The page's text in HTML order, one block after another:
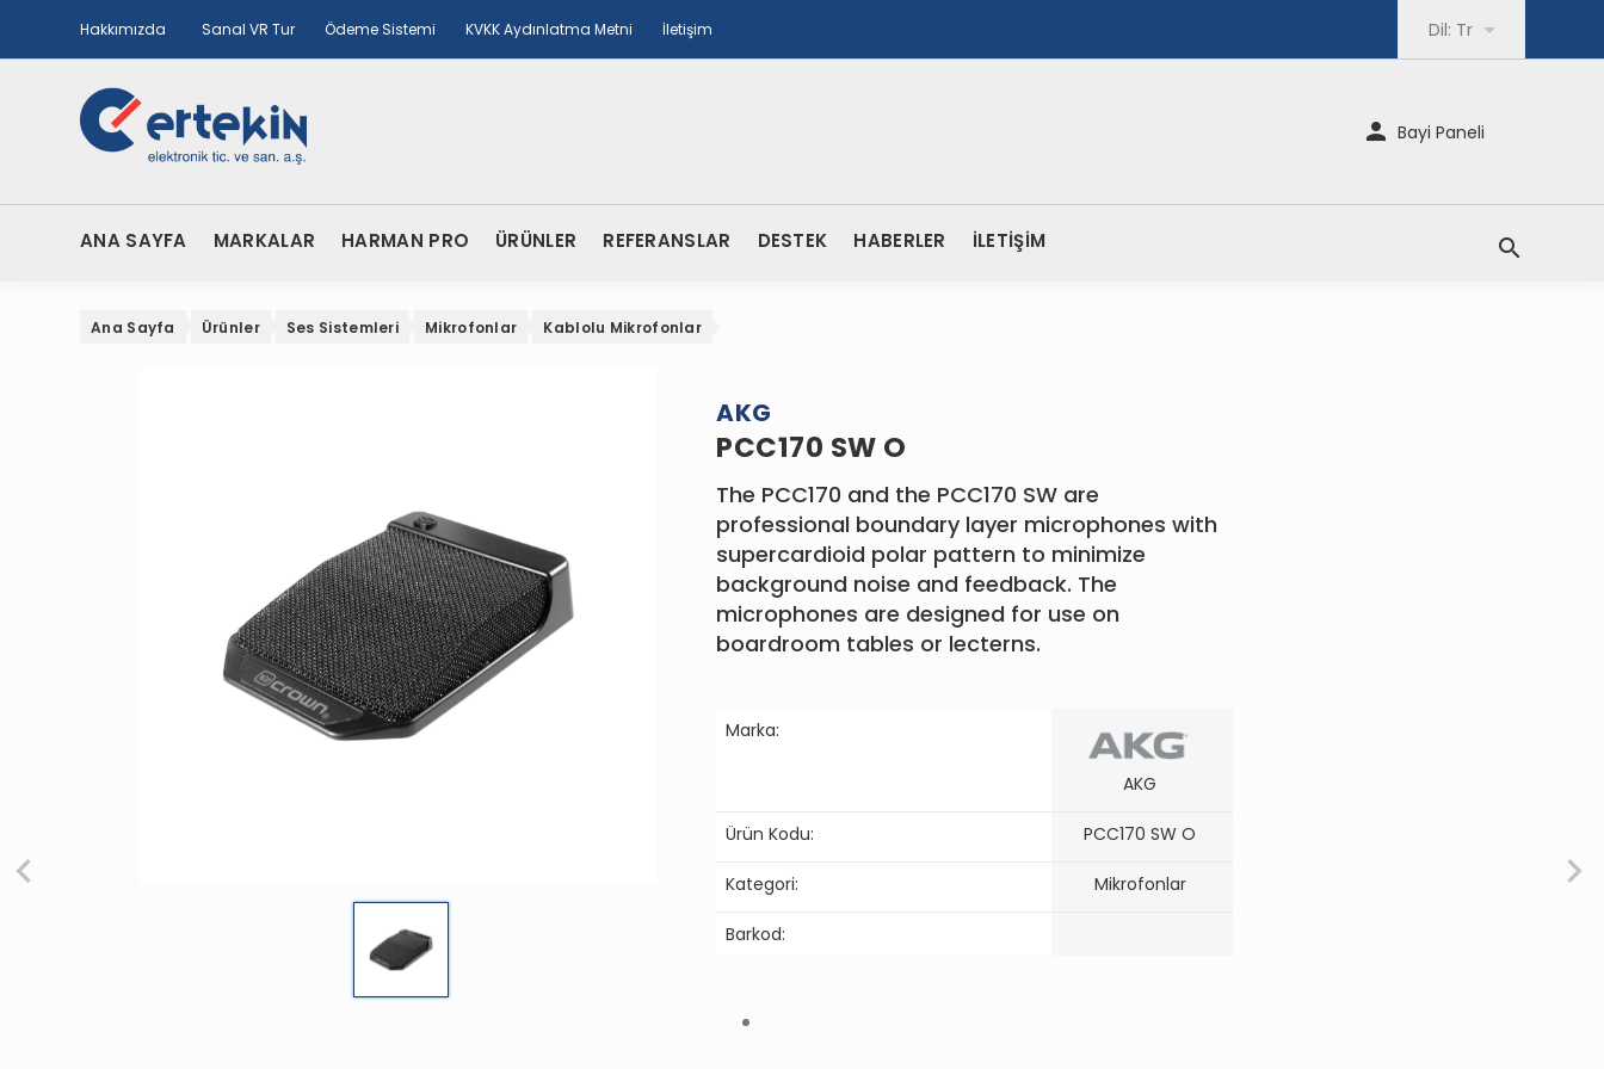
Hakkımızda Sanal VR Tur Ödeme Sistemi KVKK Aydınlatma Metni İletişim Dil: Tr
Bayi Paneli
ANA SAYFA MARKALAR HARMAN PRO ÜRÜNLER REFERANSLAR DESTEK HABERLER İLETİŞİM
Ana Sayfa Ürünler Ses Sistemleri Mikrofonlar Kablolu Mikrofonlar
AKG
PCC170 SW O
The PCC170 and the PCC170 SW are
professional boundary layer microphones with
supercardioid polar pattern to minimize
background noise and feedback. The
microphones are designed for use on
boardroom tables or lecterns.
Marka:
AKG
Ürün Kodu: PCC170 SW O
Kategori: Mikrofonlar
Barkod: